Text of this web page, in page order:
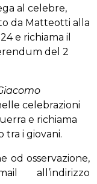
al celebre,
da Matteotti alla
e richiama il
del 2
celebrazioni
e richiama
i giovani.
od osservazione,
all’indirizzo